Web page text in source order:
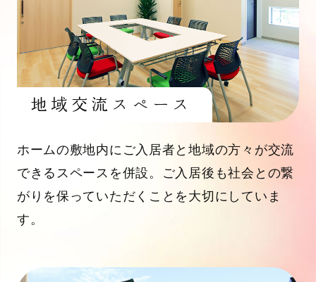
地域交流スペース
ホームの敷地内にご入居者と地域の方々が交流
できるスペースを併設。ご入居後も社会との繋
がりを保っていただくことを大切にしていま
す。